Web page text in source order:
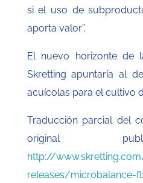
si el uso de
aporta valor”.
El nuevo horizonte de
Skretting apuntaría al
acuícolas para el cultivo
Traducción parcial del
original
http://
releases/microbalance-